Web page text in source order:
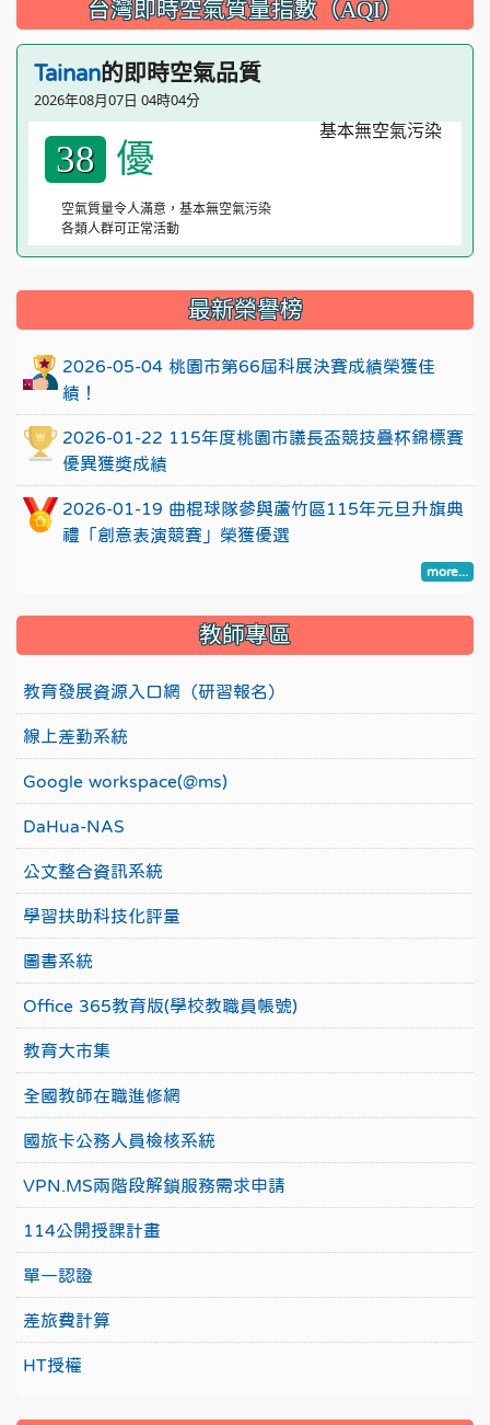
台灣即時空氣質量指數（AQI）
Tainan的即時空氣品質
2026年08月07日 04時04分
38 優
空氣質量令人滿意，基本無空氣污染
各類人群可正常活動
::: 最新榮譽榜
2026-05-04 桃園市第66屆科展決賽成績榮獲佳
績！
2026-01-22 115年度桃園市議長盃競技疊杯錦標賽
優異獲獎成績
2026-01-19 曲棍球隊參與蘆竹區115年元旦升旗典
禮「創意表演競賽」榮獲優選
more...
教師專區
教育發展資源入口網（研習報名）
線上差勤系統
Google workspace(@ms)
DaHua-NAS
公文整合資訊系統
學習扶助科技化評量
圖書系統
Office 365教育版(學校教職員帳號)
教育大市集
全國教師在職進修網
國旅卡公務人員檢核系統
VPN.MS兩階段解鎖服務需求申請
114公開授課計畫
單一認證
差旅費計算
HT授權